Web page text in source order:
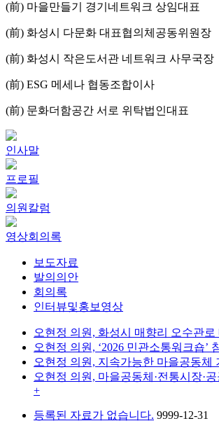
(前) 마을만들기 경기네트워크 상임대표
(前) 화성시 다문화 대표협의체공동위원장
(前) 화성시 작은도서관 네트워크 사무국장
(前) ESG 메세나 협동조합이사
(前) 문화더함공간 서로 위탁법인대표
인사말
프로필
의원칼럼
영상회의록
보도자료
발의의안
회의록
인터뷰및홍보영상
오현정 의원, 화성시 매향리 오수관
오현정 의원, ‘2026 민관소통워크숍’
오현정 의원, 지속가능한 마을공동체
오현정 의원, 마을공동체·전통시장·
+
등록된 자료가 없습니다. 9999-12-31